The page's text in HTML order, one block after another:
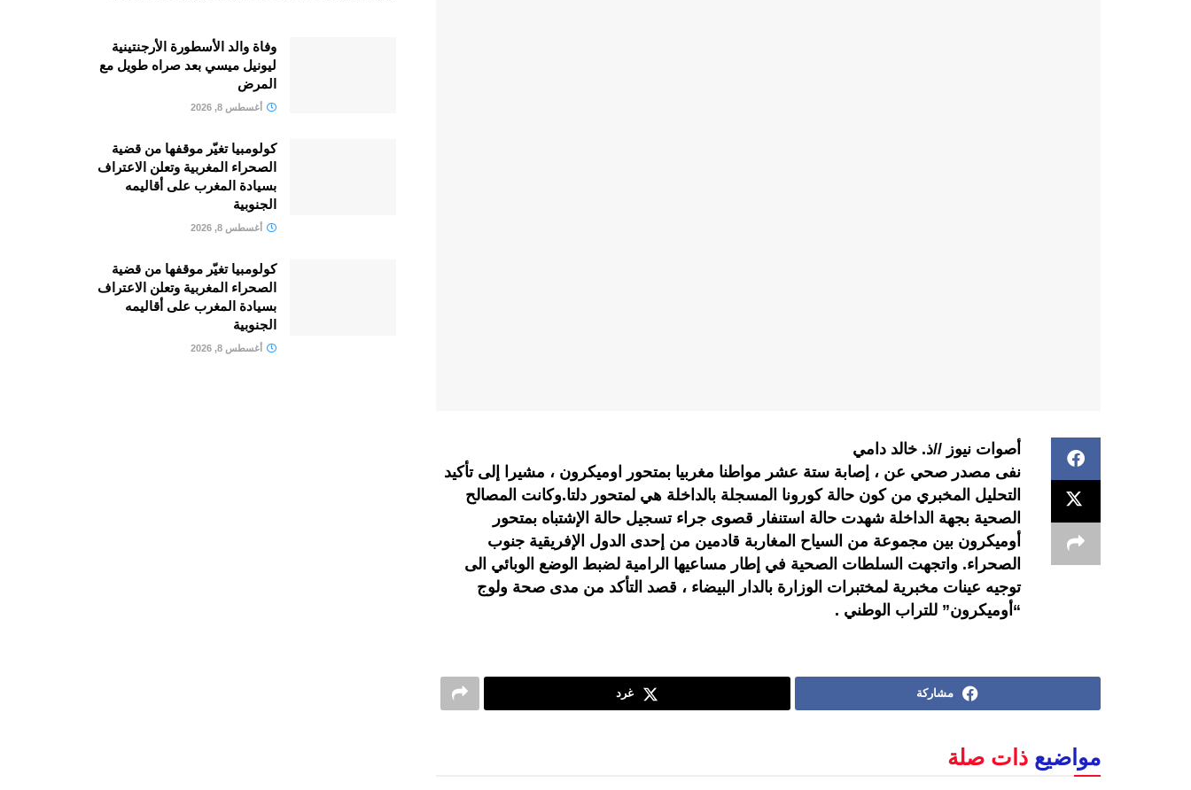
أصوات نيوز //ذ. خالد دامي
نفى مصدر صحي عن ، إصابة ستة عشر مواطنا مغربيا بمتحور اوميكرون ، مشيرا إلى تأكيد
التحليل المخبري من كون حالة كورونا المسجلة بالداخلة هي لمتحور دلتا.وكانت المصالح
الصحية بجهة الداخلة شهدت حالة استنفار قصوى جراء تسجيل حالة الإشتباه بمتحور
أوميكرون بين مجموعة من السياح المغاربة قادمين من إحدى الدول الإفريقية جنوب
الصحراء. واتجهت السلطات الصحية في إطار مساعيها الرامية لضبط الوضع الوبائي الى
توجيه عينات مخبرية لمختبرات الوزارة بالدار البيضاء ، قصد التأكد من مدى صحة ولوج
“أوميكرون” للتراب الوطني .
مشاركة غرد
مواضيع ذات صلة
وفاة والد الأسطورة الأرجنتينية
ليونيل ميسي بعد صراه طويل مع
المرض
أغسطس 8, 2026
كولومبيا تغيّر موقفها من قضية
الصحراء المغربية وتعلن الاعتراف
بسيادة المغرب على أقاليمه
الجنوبية
أغسطس 8, 2026
كولومبيا تغيّر موقفها من قضية
الصحراء المغربية وتعلن الاعتراف
بسيادة المغرب على أقاليمه
الجنوبية
أغسطس 8, 2026